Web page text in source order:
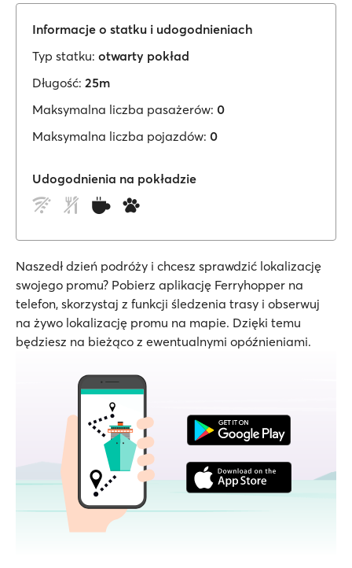
Informacje o statku i udogodnieniach
Typ statku: otwarty pokład
Długość: 25m
Maksymalna liczba pasażerów: 0
Maksymalna liczba pojazdów: 0
Udogodnienia na pokładzie
Naszedł dzień podróży i chcesz sprawdzić lokalizację
swojego promu? Pobierz aplikację Ferryhopper na
telefon, skorzystaj z funkcji śledzenia trasy i obserwuj
na żywo lokalizację promu na mapie. Dzięki temu
będziesz na bieżąco z ewentualnymi opóźnieniami.